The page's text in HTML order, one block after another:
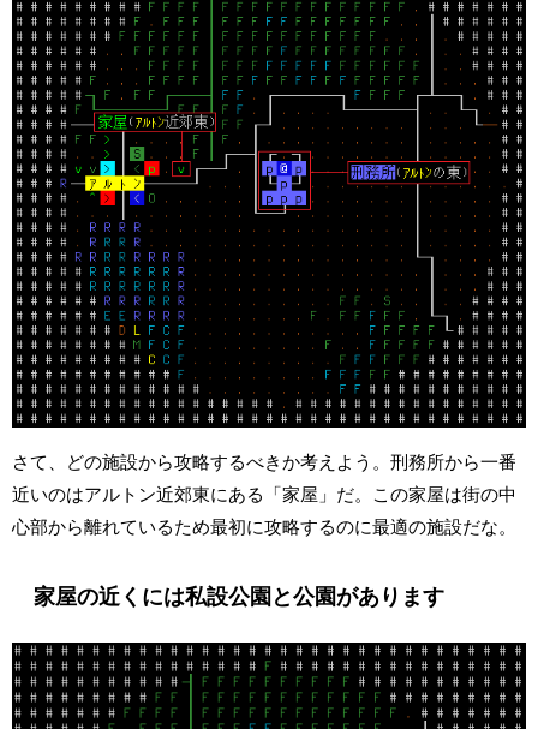
さて、どの施設から攻略するべきか考えよう。刑務所から一番
近いのはアルトン近郊東にある「家屋」だ。この家屋は街の中
心部から離れているため最初に攻略するのに最適の施設だな。
家屋の近くには私設公園と公園があります